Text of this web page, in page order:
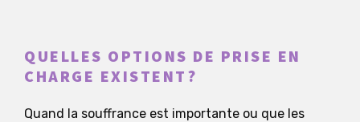
QUELLES OPTIONS DE PRISE EN
CHARGE EXISTENT?
Quand la souffrance est importante ou que les